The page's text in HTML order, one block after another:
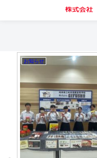
お知らせ